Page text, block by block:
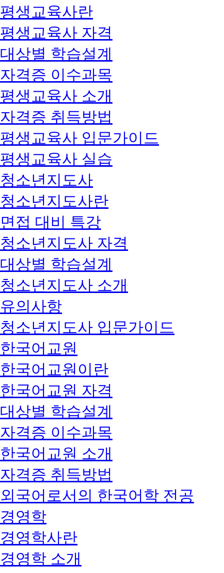
평생교육사란
평생교육사 자격
대상별 학습설계
자격증 이수과목
평생교육사 소개
자격증 취득방법
평생교육사 입문가이드
평생교육사 실습
청소년지도사
청소년지도사란
면접 대비 특강
청소년지도사 자격
대상별 학습설계
청소년지도사 소개
유의사항
청소년지도사 입문가이드
한국어교원
한국어교원이란
한국어교원 자격
대상별 학습설계
자격증 이수과목
한국어교원 소개
자격증 취득방법
외국어로서의 한국어학 전공
경영학
경영학사란
경영학 소개